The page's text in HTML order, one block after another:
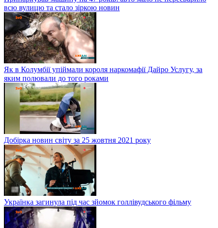
всю вулицю та стало зіркою новин
Як в Колумбії упіймали короля наркомафії Дайро Услугу, за
яким полювали до того роками
Добірка новин світу за 25 жовтня 2021 року
Українка загинула під час зйомок голлівудського фільму